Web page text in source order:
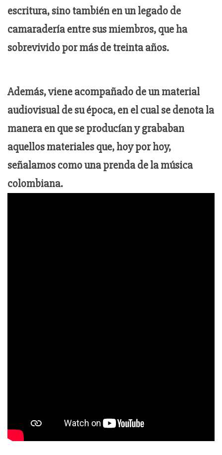
escritura, sino también en un legado de
camaradería entre sus miembros, que ha
sobrevivido por más de treinta años.
Además, viene acompañado de un material
audiovisual de su época, en el cual se denota la
manera en que se producían y grababan
aquellos materiales que, hoy por hoy,
señalamos como una prenda de la música
colombiana.